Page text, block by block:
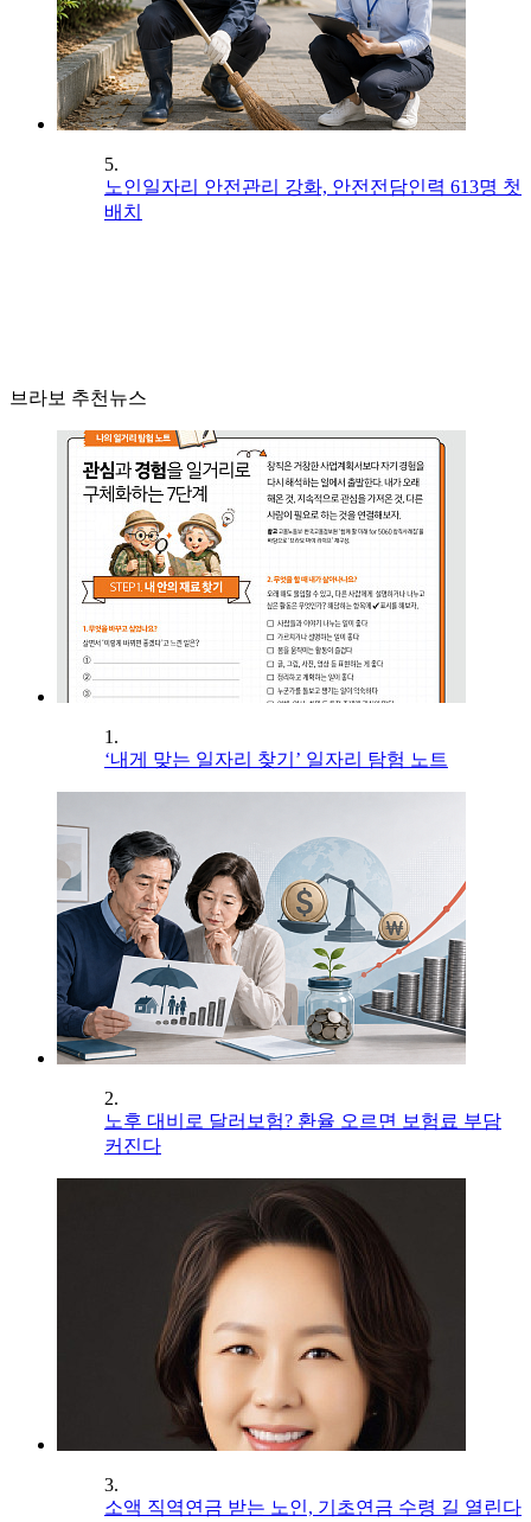
5.
노인일자리 안전관리 강화, 안전전담인력 613명 첫
배치
브라보 추천뉴스
1.
‘내게 맞는 일자리 찾기’ 일자리 탐험 노트
2.
노후 대비로 달러보험? 환율 오르면 보험료 부담
커진다
3.
소액 직역연금 받는 노인, 기초연금 수령 길 열린다